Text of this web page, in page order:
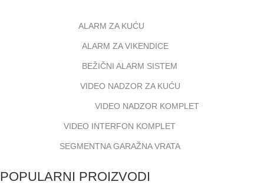
ALARM ZA KUĆU
ALARM ZA VIKENDICE
BEŽIČNI ALARM SISTEM
VIDEO NADZOR ZA KUĆU
VIDEO NADZOR KOMPLET
VIDEO INTERFON KOMPLET
SEGMENTNA GARAŽNA VRATA
POPULARNI PROIZVODI